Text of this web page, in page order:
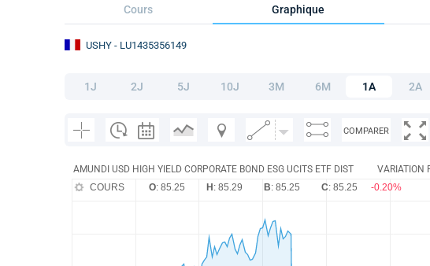
Cours Graphique
USHY - LU1435356149
1J 2J 5J 10J 3M 6M 1A 2A
COMPARER
AMUNDI USD HIGH YIELD CORPORATE BOND ESG UCITS ETF DIST VARIATION
COURS O: 85.25 H : 85.29 B: 85.25 C: 85.25 -0.20%